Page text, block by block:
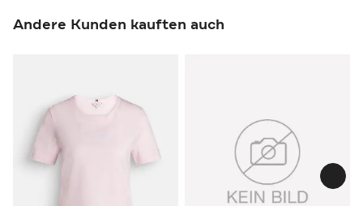
Andere Kunden kauften auch